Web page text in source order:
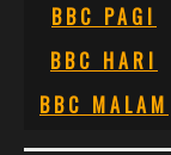
BBC PAGI
BBC HARI
BBC MALAM